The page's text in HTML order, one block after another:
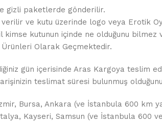
gizli paketlerde gönderilir.
ve kutu üzerinde logo veya Erotik
kutunun içinde ne olduğunu bilmez
Ürünleri Olarak Geçmektedir.
gün içerisinde Aras Kargoya teslim
teslimat süresi bulunmuş
Bursa, Ankara (ve İstanbula 600 km
Kayseri, Samsun (ve İstanbula 600